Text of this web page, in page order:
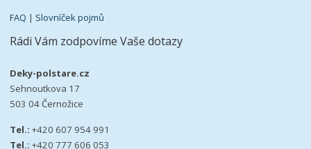
FAQ | Slovníček pojmů
Rádi Vám zodpovíme Vaše dotazy
Deky-polstare.cz
Sehnoutkova 17
503 04 Černožice
Tel.: +420 607 954 991
Tel.: +420 777 606 053